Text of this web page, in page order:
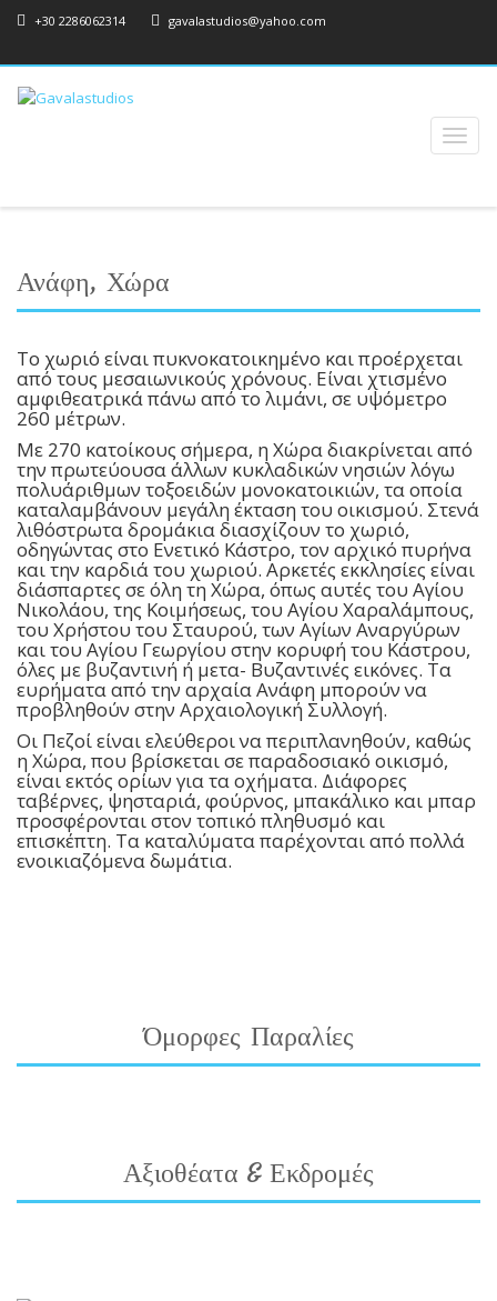
+30 2286062314 gavalastudios@yahoo.com
Toggle
Ανάφη, Χώρα
Το χωριό είναι πυκνοκατοικημένο και προέρχεται
από τους μεσαιωνικούς χρόνους. Είναι χτισμένο
αμφιθεατρικά πάνω από το λιμάνι, σε υψόμετρο
260 μέτρων.
Με 270 κατοίκους σήμερα, η Χώρα διακρίνεται από
την πρωτεύουσα άλλων κυκλαδικών νησιών λόγω
πολυάριθμων τοξοειδών μονοκατοικιών, τα οποία
καταλαμβάνουν μεγάλη έκταση του οικισμού. Στενά
λιθόστρωτα δρομάκια διασχίζουν το χωριό,
οδηγώντας στο Ενετικό Κάστρο, τον αρχικό πυρήνα
και την καρδιά του χωριού. Αρκετές εκκλησίες είναι
διάσπαρτες σε όλη τη Χώρα, όπως αυτές του Αγίου
Νικολάου, της Κοιμήσεως, του Αγίου Χαραλάμπους,
του Χρήστου του Σταυρού, των Αγίων Αναργύρων
και του Αγίου Γεωργίου στην κορυφή του Κάστρου,
όλες με βυζαντινή ή μετα- Βυζαντινές εικόνες. Τα
ευρήματα από την αρχαία Ανάφη μπορούν να
προβληθούν στην Αρχαιολογική Συλλογή.
Οι Πεζοί είναι ελεύθεροι να περιπλανηθούν, καθώς
η Χώρα, που βρίσκεται σε παραδοσιακό οικισμό,
είναι εκτός ορίων για τα οχήματα. Διάφορες
ταβέρνες, ψησταριά, φούρνος, μπακάλικο και μπαρ
προσφέρονται στον τοπικό πληθυσμό και
επισκέπτη. Τα καταλύματα παρέχονται από πολλά
ενοικιαζόμενα δωμάτια.
Όμορφες Παραλίες
Αξιοθέατα & Εκδρομές